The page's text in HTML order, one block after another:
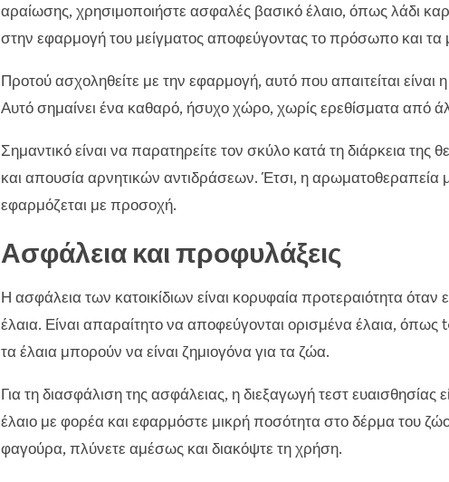
αραίωσης, χρησιμοποιήστε ασφαλές βασικό έλαιο, όπως λάδι
στην εφαρμογή του μείγματος αποφεύγοντας το πρόσωπο και τα
Προτού ασχοληθείτε με την εφαρμογή, αυτό που απαιτείται είναι
Αυτό σημαίνει ένα καθαρό, ήσυχο χώρο, χωρίς ερεθίσματα από
Σημαντικό είναι να παρατηρείτε τον σκύλο κατά τη διάρκεια της
και απουσία αρνητικών αντιδράσεων. Έτσι, η αρωματοθεραπεία
εφαρμόζεται με προσοχή.
Ασφάλεια και προφυλάξεις
Η ασφάλεια των κατοικίδιων είναι κορυφαία προτεραιότητα όταν
έλαια. Είναι απαραίτητο να αποφεύγονται ορισμένα έλαια,
τα έλαια μπορούν να είναι ζημιογόνα για τα ζώα.
Για τη διασφάλιση της ασφάλειας, η διεξαγωγή τεστ ευαισθησίας
έλαιο με φορέα και εφαρμόστε μικρή ποσότητα στο δέρμα του
φαγούρα, πλύνετε αμέσως και διακόψτε τη χρήση.